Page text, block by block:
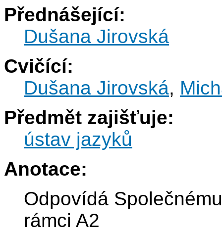
Přednášející:
Dušana Jirovská
Cvičící:
Dušana Jirovská,
Předmět zajišťuje:
ústav jazyků
Anotace:
Odpovídá
rámci A2